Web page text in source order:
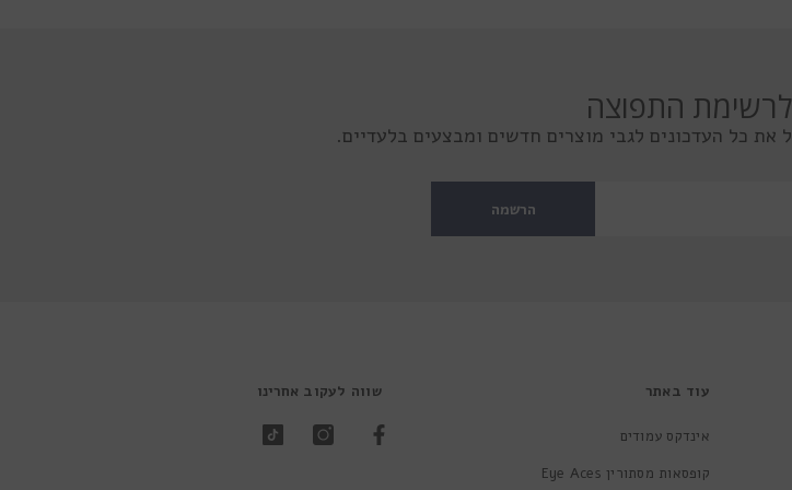
התפוצה
כל העדכונים לגבי מוצרים חדשים ומבצעים בלעדיים.
הרשמה
עוד באתר
אינדקס עמודים
קופסאות מסתורין Eye Aces
שווה לעקוב אחרינו